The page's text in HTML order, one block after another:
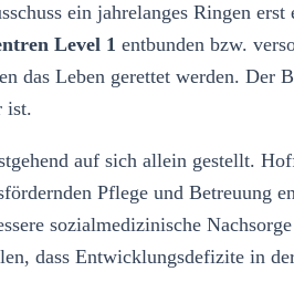
ein jahrelanges Ringen
Level 1 entbunden bzw.
das Leben gerettet werden. Der
ist.
auf sich allein gestellt.
Pflege und
sozialmedizinische
dass Entwicklungsdefizite in